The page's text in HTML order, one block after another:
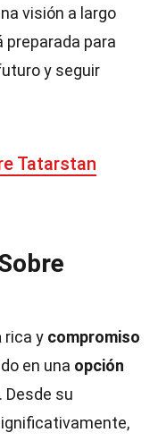
visión a largo
preparada para
y seguir
Tatarstan
rica y compromiso
en una opción
Desde su